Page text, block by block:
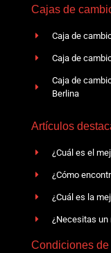
Cajas de
Caja de
Caja de
Caja de
Berlina
Artículos
¿Cuál es el
¿Cómo
¿Cuál es la
¿Necesitas un
Condiciones de